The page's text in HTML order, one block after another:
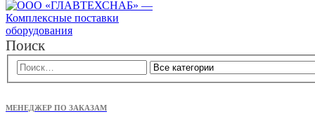
Поиск
МЕНЕДЖЕР ПО ЗАКАЗАМ